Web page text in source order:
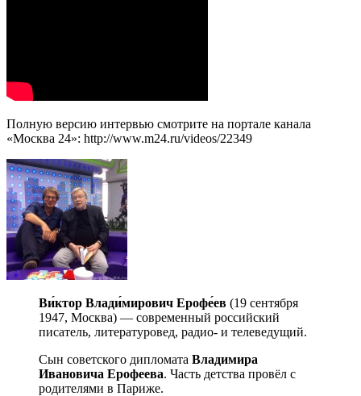
Полную версию интервью смотрите на портале канала
«Москва 24»: http://www.m24.ru/videos/22349
Ви́ктор Влади́мирович Ерофе́ев (19 сентября
1947, Москва) — современный российский
писатель, литературовед, радио- и телеведущий.
Сын советского дипломата Владимира
Ивановича Ерофеева. Часть детства провёл с
родителями в Париже.